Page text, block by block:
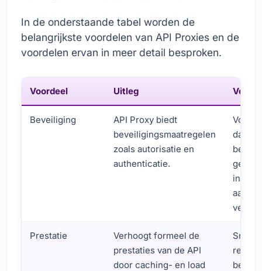
In de onderstaande tabel worden de
belangrijkste voordelen van API Proxies en de
voordelen ervan in meer detail besproken.
Voordeel Uitleg
Beveiliging
API Proxy biedt
beveiligingsmaatregelen
zoals autorisatie en
authenticatie.
aan
Prestatie
Verhoogt formeel de
prestaties van de API
door caching- en load
betere